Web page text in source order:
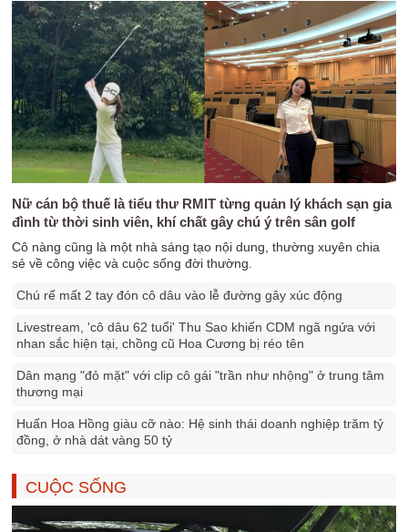
Nữ cán bộ thuế là tiểu thư RMIT từng quản lý khách sạn gia
đình từ thời sinh viên, khí chất gây chú ý trên sân golf
Cô nàng cũng là một nhà sáng tạo nội dung, thường xuyên chia
sẻ về công việc và cuộc sống đời thường.
Chú rể mất 2 tay đón cô dâu vào lễ đường gây xúc động
Livestream, 'cô dâu 62 tuổi' Thu Sao khiến CDM ngã ngửa với
nhan sắc hiện tại, chồng cũ Hoa Cương bị réo tên
Dân mạng "đỏ mặt" với clip cô gái "trần như nhộng" ở trung tâm
thương mại
Huấn Hoa Hồng giàu cỡ nào: Hệ sinh thái doanh nghiệp trăm tỷ
đồng, ở nhà dát vàng 50 tỷ
CUỘC SỐNG